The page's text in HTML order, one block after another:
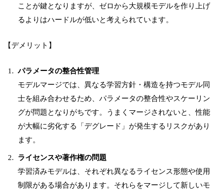
ことが鍵となりますが、ゼロから大規模モデルを作り上げ
るよりはハードルが低いと考えられています。
【デメリット】
パラメータの整合性管理
モデルマージでは、異なる学習方針・構造を持つモデル同
士を組み合わせるため、パラメータの整合性やスケーリン
グが問題となりがちです。うまくマージされないと、性能
が大幅に劣化する「デグレード」が発生するリスクがあり
ます。
ライセンスや著作権の問題
学習済みモデルは、それぞれ異なるライセンス形態や使用
制限がある場合があります。それらをマージして新しいモ